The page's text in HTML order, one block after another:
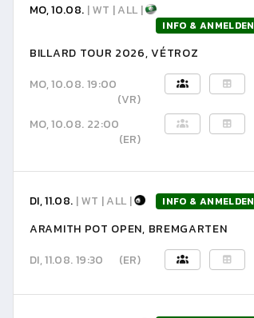
MO, 10.08. | WT | ALL |
INFO & ANMELDEN
BILLARD TOUR 2026, VÉTROZ
MO, 10.08. 19:00
(VR)
MO, 10.08. 22:00
(ER)
DI, 11.08. | WT | ALL | INFO & ANMELDEN
ARAMITH POT OPEN, BREMGARTEN
DI, 11.08. 19:30
(ER)